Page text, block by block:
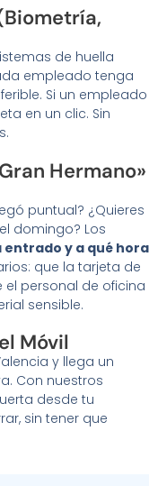
de huella
empleado tenga
Si un empleado
en un clic. Sin
Hermano»
puntual? ¿Quieres
domingo? Los
entrado y a qué hora
que la tarjeta de
el personal de oficina
sensible.
Móvil
y llega un
Con nuestros
desde tu
sin tener que